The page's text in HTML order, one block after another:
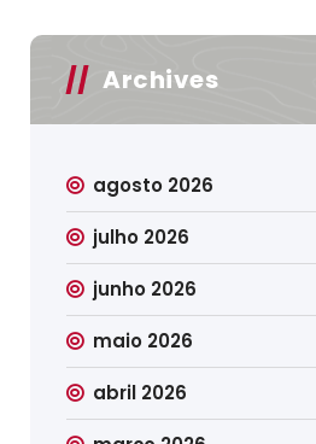
Archives
agosto 2026
julho 2026
junho 2026
maio 2026
abril 2026